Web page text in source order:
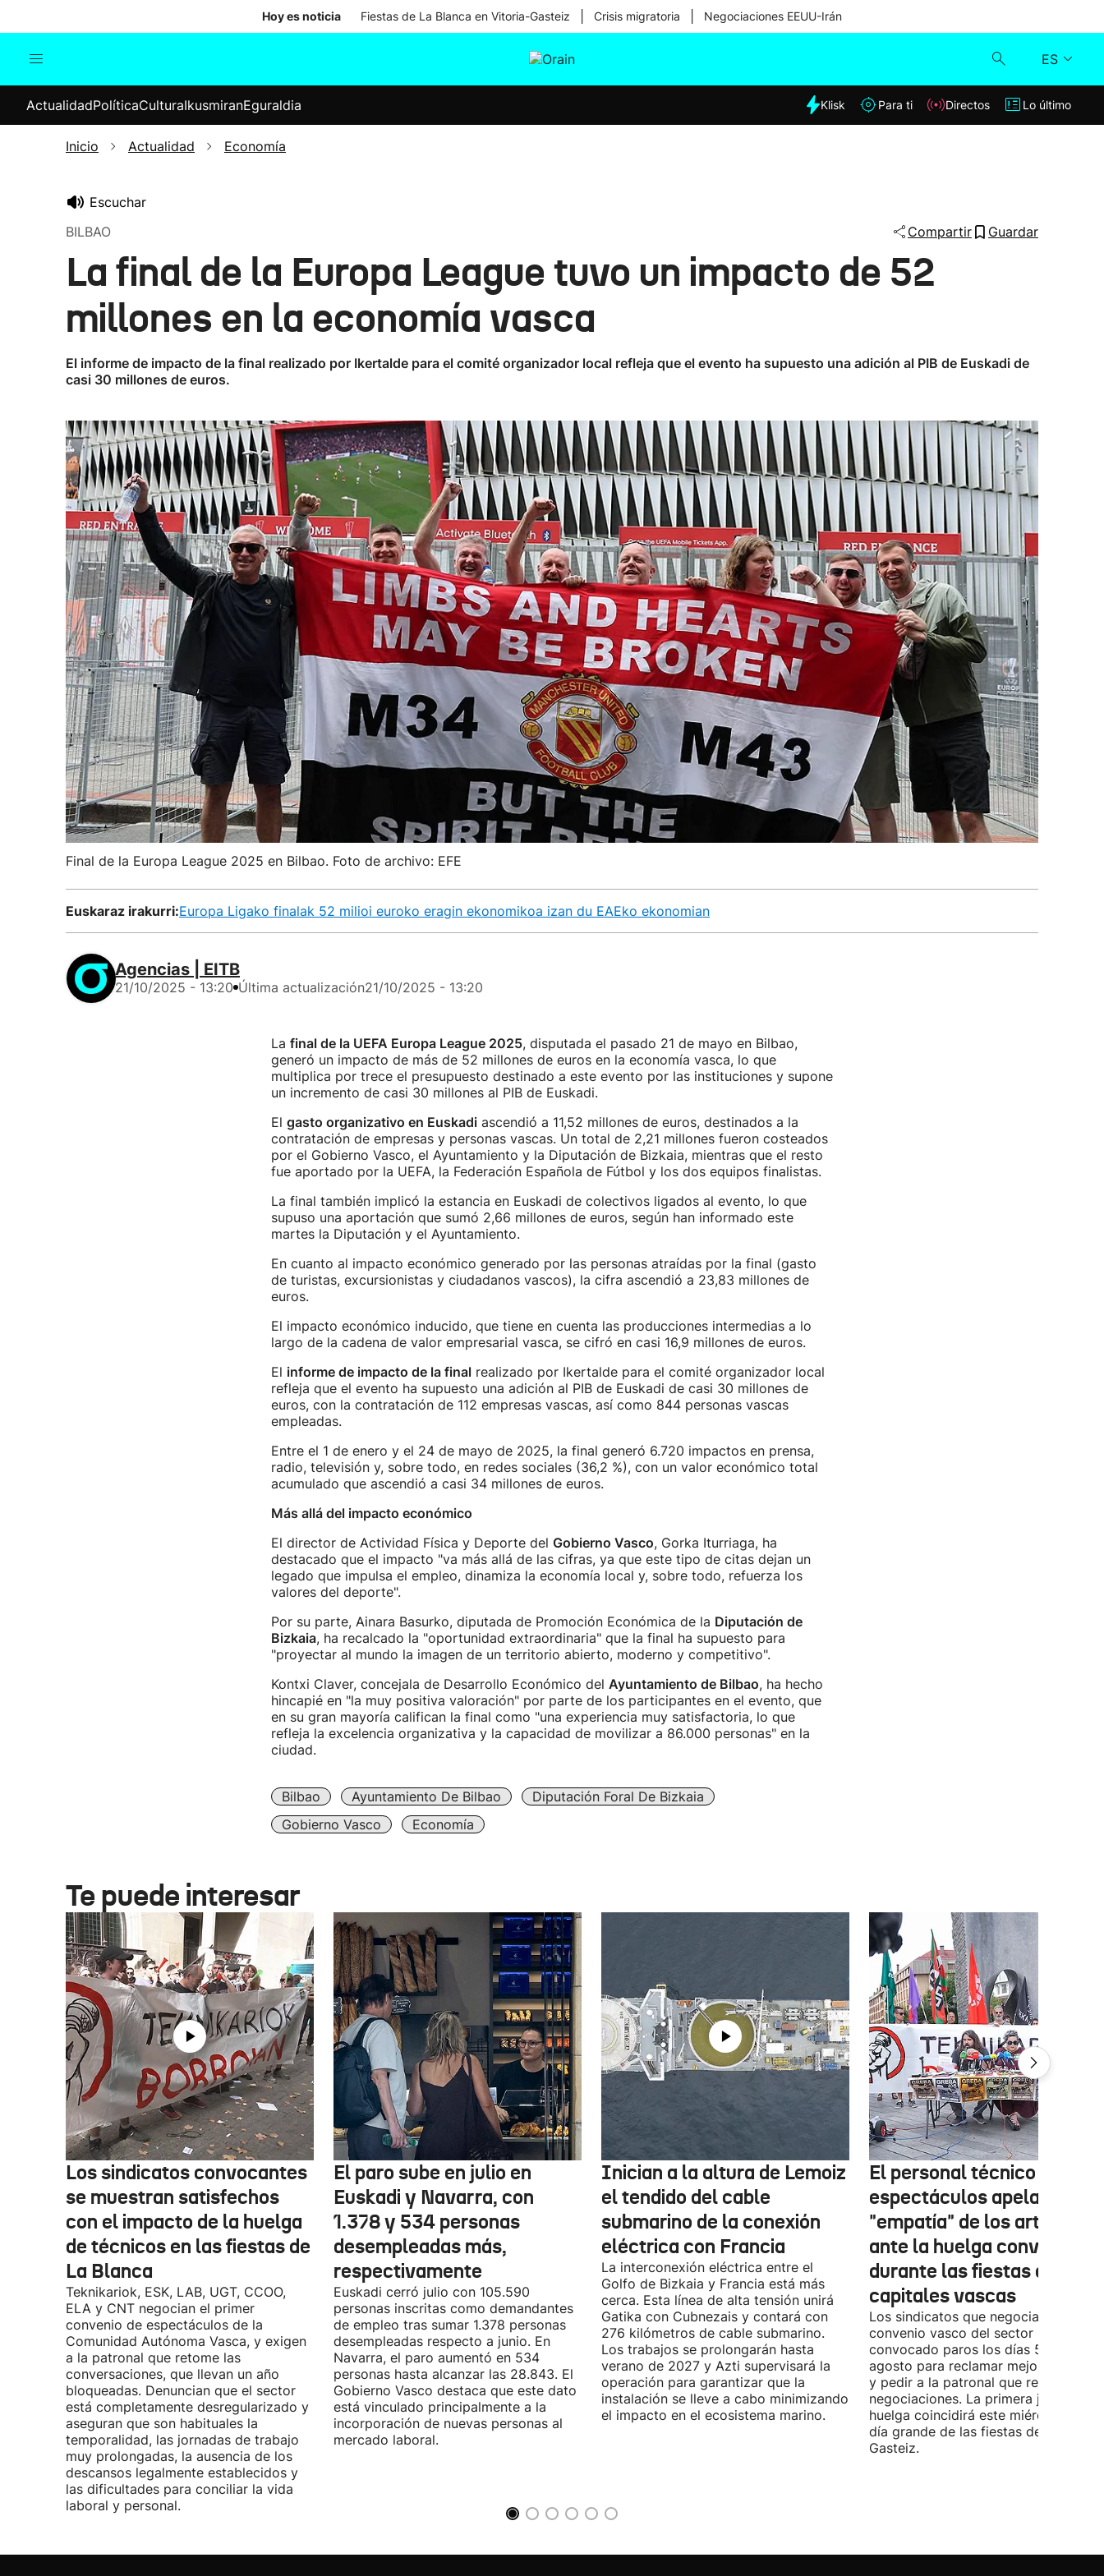
Hoy es noticia Fiestas de La Blanca en Vitoria-Gasteiz Crisis migratoria Negociaciones EEUU-Irán
ES
Internacional
Elecciones
Klisk
ActualidadPolíticaCulturaIkusmiranEguraldia Klisk Para ti Directos Lo último
Inicio Actualidad Economía
Escuchar
BILBAO
Compartir Guardar
La final de la Europa League tuvo un impacto de 52
millones en la economía vasca
El informe de impacto de la final realizado por Ikertalde para el comité organizador local refleja que el evento ha supuesto una adición al PIB de Euskadi de
casi 30 millones de euros.
Final de la Europa League 2025 en Bilbao. Foto de archivo: EFE
Euskaraz irakurri:Europa Ligako finalak 52 milioi euroko eragin ekonomikoa izan du EAEko ekonomian
Agencias | EITB
21/10/2025 - 13:20 Última actualización21/10/2025 - 13:20
La final de la UEFA Europa League 2025, disputada el pasado 21 de mayo en Bilbao,
generó un impacto de más de 52 millones de euros en la economía vasca, lo que
multiplica por trece el presupuesto destinado a este evento por las instituciones y supone
un incremento de casi 30 millones al PIB de Euskadi.
El gasto organizativo en Euskadiascendió a 11,52 millones de euros, destinados a la
contratación de empresas y personas vascas. Un total de 2,21 millones fueron costeados
por el Gobierno Vasco, el Ayuntamiento y la Diputación de Bizkaia, mientras que el resto
fue aportado por la UEFA, la Federación Española de Fútbol y los dos equipos finalistas.
La final también implicó la estancia en Euskadi de colectivos ligados al evento, lo que
supuso una aportación que sumó 2,66 millones de euros, según han informado este
martes la Diputación y el Ayuntamiento.
En cuanto al impacto económico generado por las personas atraídas por la final (gasto
de turistas, excursionistas y ciudadanos vascos), la cifra ascendió a 23,83 millones de
euros.
El impacto económico inducido, que tiene en cuenta las producciones intermedias a lo
largo de la cadena de valor empresarial vasca, se cifró en casi 16,9 millones de euros.
El informe de impacto de la finalrealizado por Ikertalde para el comité organizador local
refleja que el evento ha supuesto una adición al PIB de Euskadi de casi 30 millones de
euros, con la contratación de 112 empresas vascas, así como 844 personas vascas
empleadas.
Entre el 1 de enero y el 24 de mayo de 2025, la final generó 6.720 impactos en prensa,
radio, televisión y, sobre todo, en redes sociales (36,2 %), con un valor económico total
acumulado que ascendió a casi 34 millones de euros.
Más allá del impacto económico
El director de Actividad Física y Deporte del Gobierno Vasco, Gorka Iturriaga, ha
destacado que el impacto "va más allá de las cifras, ya que este tipo de citas dejan un
legado que impulsa el empleo, dinamiza la economía local y, sobre todo, refuerza los
valores del deporte".
Por su parte, Ainara Basurko, diputada de Promoción Económica de la Diputación de
Bizkaia, ha recalcado la "oportunidad extraordinaria" que la final ha supuesto para
"proyectar al mundo la imagen de un territorio abierto, moderno y competitivo".
Kontxi Claver, concejala de Desarrollo Económico del Ayuntamiento de Bilbao, ha hecho
hincapié en "la muy positiva valoración" por parte de los participantes en el evento, que
en su gran mayoría califican la final como "una experiencia muy satisfactoria, lo que
refleja la excelencia organizativa y la capacidad de movilizar a 86.000 personas" en la
ciudad.
Bilbao Ayuntamiento De Bilbao
Diputación Foral De Bizkaia
Gobierno Vasco
Economía
Te puede interesar
Los sindicatos convocantes
se muestran satisfechos
con el impacto de la huelga
de técnicos en las fiestas de
La Blanca
Teknikariok, ESK, LAB, UGT, CCOO,
ELA y CNT negocian el primer
convenio de espectáculos de la
Comunidad Autónoma Vasca, y exigen
a la patronal que retome las
conversaciones, que llevan un año
bloqueadas. Denuncian que el sector
está completamente desregularizado y
aseguran que son habituales la
temporalidad, las jornadas de trabajo
muy prolongadas, la ausencia de los
descansos legalmente establecidos y
las dificultades para conciliar la vida
laboral y personal.
El paro sube en julio en
Euskadi y Navarra, con
1.378 y 534 personas
desempleadas más,
respectivamente
Euskadi cerró julio con 105.590
personas inscritas como demandantes
de empleo tras sumar 1.378 personas
desempleadas respecto a junio. En
Navarra, el paro aumentó en 534
personas hasta alcanzar las 28.843. El
Gobierno Vasco destaca que este dato
está vinculado principalmente a la
incorporación de nuevas personas al
mercado laboral.
Inician a la altura de Lemoiz
el tendido del cable
submarino de la conexión
eléctrica con Francia
La interconexión eléctrica entre el
Golfo de Bizkaia y Francia está más
cerca. Esta línea de alta tensión unirá
Gatika con Cubnezais y contará con
276 kilómetros de cable submarino.
Los trabajos se prolongarán hasta
verano de 2027 y Azti supervisará la
operación para garantizar que la
instalación se lleve a cabo minimizando
el impacto en el ecosistema marino.
El personal técnico de
espectáculos apela a la
"empatía" de los artistas
ante la huelga convocada
durante las fiestas de las
capitales vascas
Los sindicatos que negocian el
convenio vasco del sector han
convocado paros los días 5, 14 y 26
agosto para reclamar mejoras
y pedir a la patronal que retome las
negociaciones. La primera jornada de
huelga coincidirá este miércoles con
día grande de las fiestas de Vitoria-
Gasteiz.